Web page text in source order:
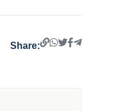
Share: